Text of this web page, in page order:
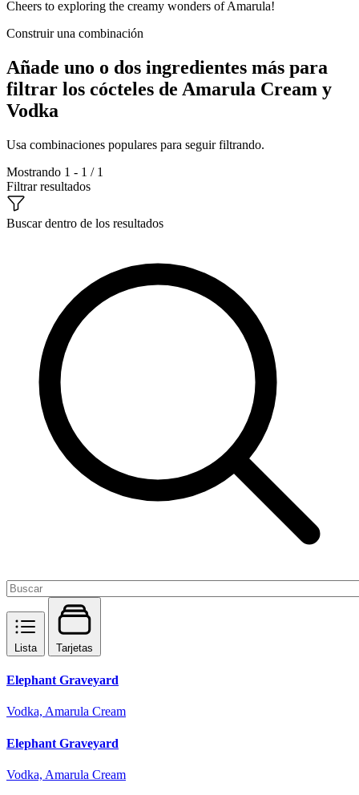
Cheers to exploring the creamy wonders of Amarula!
Construir una combinación
Añade uno o dos ingredientes más para
filtrar los cócteles de Amarula Cream y
Vodka
Usa combinaciones populares para seguir filtrando.
Mostrando 1 - 1 / 1
Filtrar resultados
Buscar dentro de los resultados
Lista Tarjetas
Elephant Graveyard
Vodka, Amarula Cream
Elephant Graveyard
Vodka, Amarula Cream